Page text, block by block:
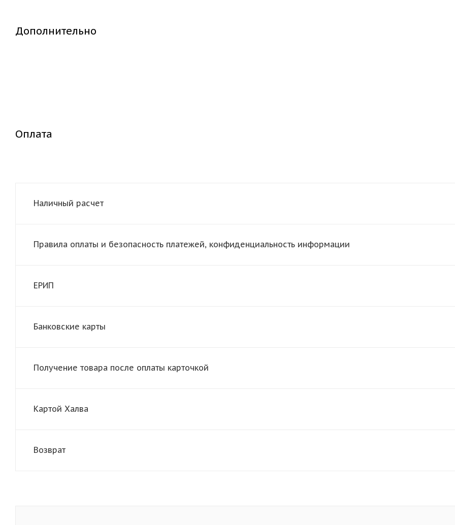
Дополнительно
Оплата
Наличный расчет
Правила оплаты и безопасность платежей, конфиденциальность информации
ЕРИП
Банковские карты
Получение товара после оплаты карточкой
Картой Халва
Возврат